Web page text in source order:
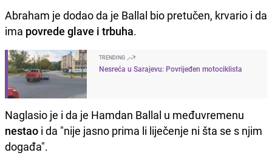
Abraham je dodao da je Ballal bio pretučen, krvario i da
ima povrede glave i trbuha.
TRENDING
Nesreća u Sarajevu: Povrijeđen motociklista
Naglasio je i da je Hamdan Ballal u međuvremenu
nestao i da "nije jasno prima li liječenje ni šta se s njim
događa".